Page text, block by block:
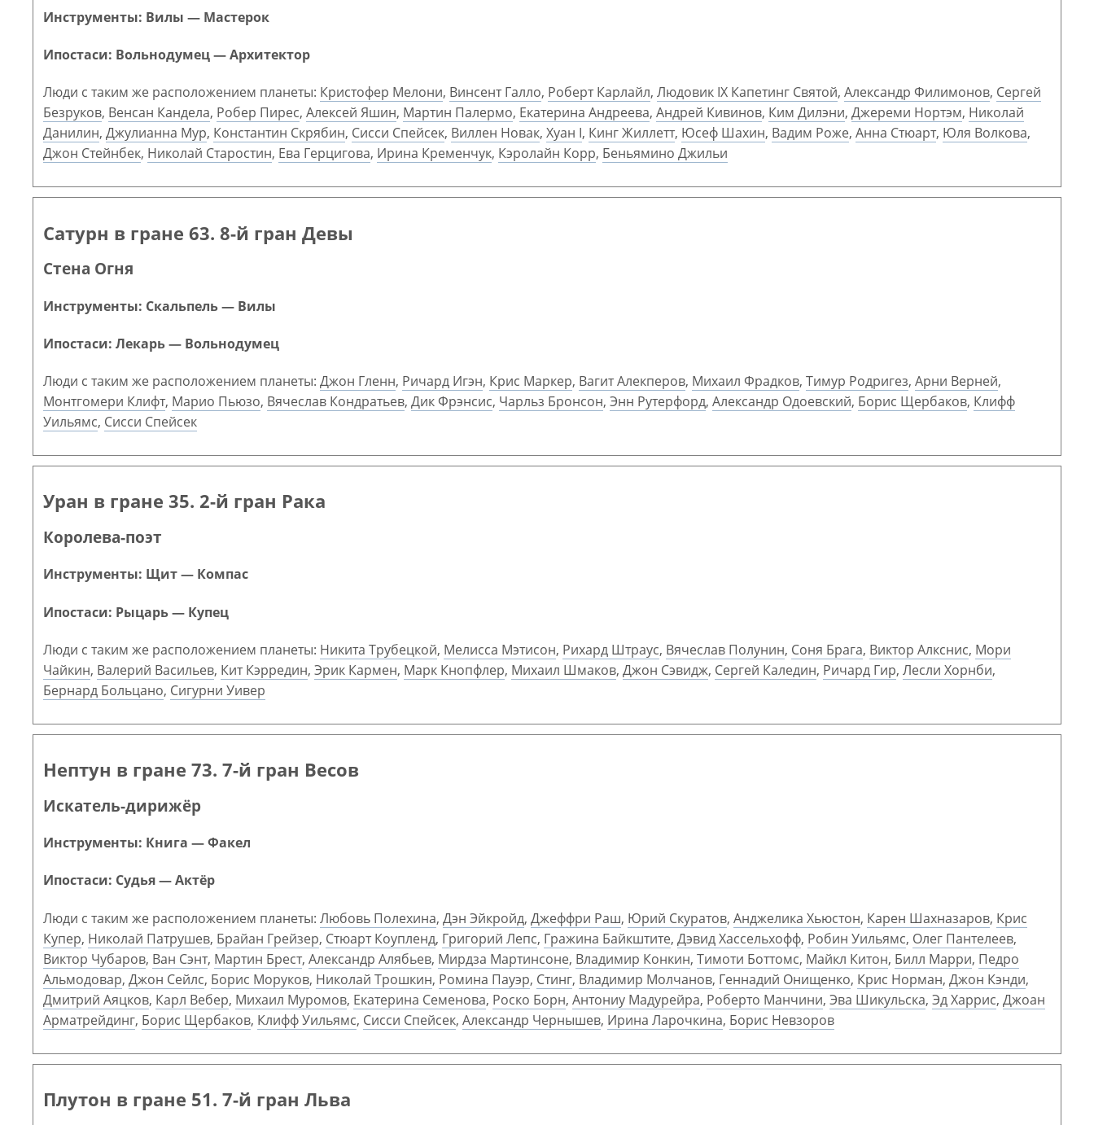
Инструменты: Вилы — Мастерок
Ипостаси: Вольнодумец — Архитектор
Люди с таким же расположением планеты: Кристофер Мелони, Винсент Галло, Роберт Карлайл, Людовик IX Капетинг Святой, Александр Филимонов, Сергей
Безруков, Венсан Кандела, Робер Пирес, Алексей Яшин, Мартин Палермо, Екатерина Андреева, Андрей Кивинов, Ким Дилэни, Джереми Нортэм, Николай
Данилин, Джулианна Мур, Константин Скрябин, Сисси Спейсек, Виллен Новак, Хуан I, Кинг Жиллетт, Юсеф Шахин, Вадим Роже, Анна Стюарт, Юля Волкова,
Джон Стейнбек, Николай Старостин, Ева Герцигова, Ирина Кременчук, Кэролайн Корр, Беньямино Джильи
Сатурн в гране 63. 8-й гран Девы
Стена Огня
Инструменты: Скальпель — Вилы
Ипостаси: Лекарь — Вольнодумец
Люди с таким же расположением планеты: Джон Гленн, Ричард Игэн, Крис Маркер, Вагит Алекперов, Михаил Фрадков, Тимур Родригез, Арни Верней,
Монтгомери Клифт, Марио Пьюзо, Вячеслав Кондратьев, Дик Фрэнсис, Чарльз Бронсон, Энн Рутерфорд, Александр Одоевский, Борис Щербаков, Клифф
Уильямс, Сисси Спейсек
Уран в гране 35. 2-й гран Рака
Королева-поэт
Инструменты: Щит — Компас
Ипостаси: Рыцарь — Купец
Люди с таким же расположением планеты: Никита Трубецкой, Мелисса Мэтисон, Рихард Штраус, Вячеслав Полунин, Соня Брага, Виктор Алкснис, Мори
Чайкин, Валерий Васильев, Кит Кэрредин, Эрик Кармен, Марк Кнопфлер, Михаил Шмаков, Джон Сэвидж, Сергей Каледин, Ричард Гир, Лесли Хорнби,
Бернард Больцано, Сигурни Уивер
Нептун в гране 73. 7-й гран Весов
Искатель-дирижёр
Инструменты: Книга — Факел
Ипостаси: Судья — Актёр
Люди с таким же расположением планеты: Любовь Полехина, Дэн Эйкройд, Джеффри Раш, Юрий Скуратов, Анджелика Хьюстон, Карен Шахназаров, Крис
Купер, Николай Патрушев, Брайан Грейзер, Стюарт Коупленд, Григорий Лепс, Гражина Байкштите, Дэвид Хассельхофф, Робин Уильямс, Олег Пантелеев,
Виктор Чубаров, Ван Сэнт, Мартин Брест, Александр Алябьев, Мирдза Мартинсоне, Владимир Конкин, Тимоти Боттомс, Майкл Китон, Билл Марри, Педро
Альмодовар, Джон Сейлс, Борис Моруков, Николай Трошкин, Ромина Пауэр, Стинг, Владимир Молчанов, Геннадий Онищенко, Крис Норман, Джон Кэнди,
Дмитрий Аяцков, Карл Вебер, Михаил Муромов, Екатерина Семенова, Роско Борн, Антониу Мадурейра, Роберто Манчини, Эва Шикульска, Эд Харрис, Джоан
Арматрейдинг, Борис Щербаков, Клифф Уильямс, Сисси Спейсек, Александр Чернышев, Ирина Ларочкина, Борис Невзоров
Плутон в гране 51. 7-й гран Льва